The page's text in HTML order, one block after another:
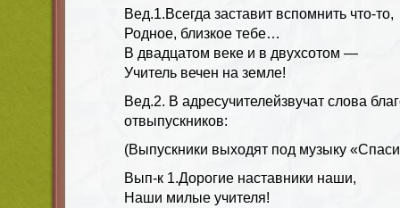
Вед.1.Всегда заставит вспомнить что-то,
Родное, близкое тебе…
В двадцатом веке и в двухсотом —
Учитель вечен на земле!
Вед.2. В адресучителейзвучат слова
отвыпускников:
(Выпускники выходят под музыку
Вып-к 1.Дорогие наставники наши,
Наши милые учителя!